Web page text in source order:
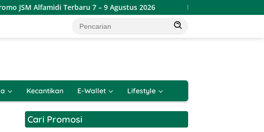
JSM Alfamidi Terbaru 7 – 9 Agustus 2026 Promo Toserba Yogya
Kecantikan E-Wallet Lifestyle
Cari Promosi